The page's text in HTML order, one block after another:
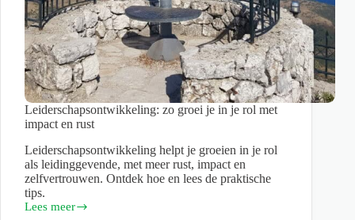
Leiderschapsontwikkeling: zo groei je in je rol met
impact en rust
Leiderschapsontwikkeling helpt je groeien in je rol
als leidinggevende, met meer rust, impact en
zelfvertrouwen. Ontdek hoe en lees de praktische
tips.
Lees meer
Leiderschapsontwikkeling: